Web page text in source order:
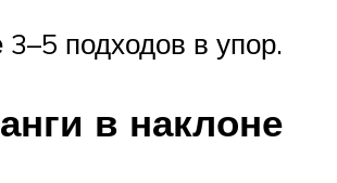
подходов в упор.
в наклоне